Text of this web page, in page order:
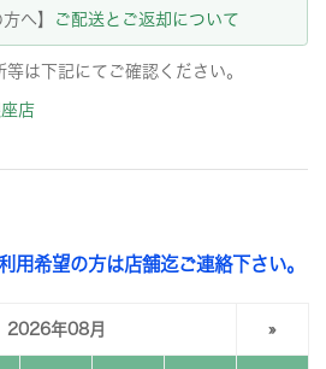
へ】
ご配送とご返却について
は下記にてご確認ください。
店
用希望の方は店舗迄ご連絡下さい。
2026年08月 »